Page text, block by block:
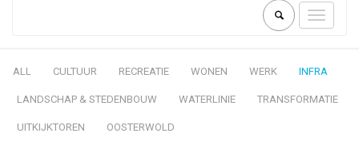
Toggle
ALL CULTUUR RECREATIE WONEN WERK INFRA
LANDSCHAP & STEDENBOUW WATERLINIE TRANSFORMATIE
UITKIJKTOREN OOSTERWOLD